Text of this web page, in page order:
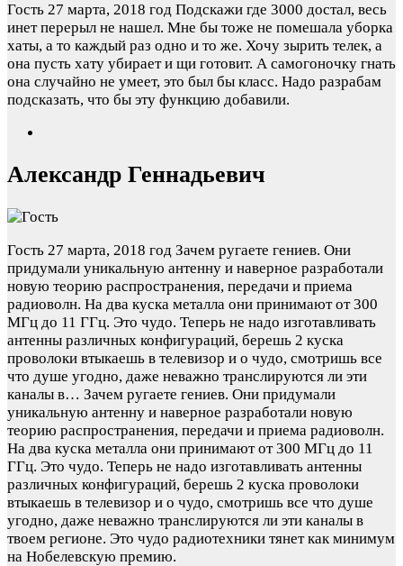
Гость 27 марта, 2018 год Подскажи где 3000 достал, весь
инет перерыл не нашел. Мне бы тоже не помешала уборка
хаты, а то каждый раз одно и то же. Хочу зырить телек, а
она пусть хату убирает и щи готовит. А самогоночку гнать
она случайно не умеет, это был бы класс. Надо разрабам
подсказать, что бы эту функцию добавили.
Александр Геннадьевич
Гость 27 марта, 2018 год Зачем ругаете гениев. Они
придумали уникальную антенну и наверное разработали
новую теорию распространения, передачи и приема
радиоволн. На два куска металла они принимают от 300
МГц до 11 ГГц. Это чудо. Теперь не надо изготавливать
антенны различных конфигураций, берешь 2 куска
проволоки втыкаешь в телевизор и о чудо, смотришь все
что душе угодно, даже неважно транслируются ли эти
каналы в… Зачем ругаете гениев. Они придумали
уникальную антенну и наверное разработали новую
теорию распространения, передачи и приема радиоволн.
На два куска металла они принимают от 300 МГц до 11
ГГц. Это чудо. Теперь не надо изготавливать антенны
различных конфигураций, берешь 2 куска проволоки
втыкаешь в телевизор и о чудо, смотришь все что душе
угодно, даже неважно транслируются ли эти каналы в
твоем регионе. Это чудо радиотехники тянет как минимум
на Нобелевскую премию.